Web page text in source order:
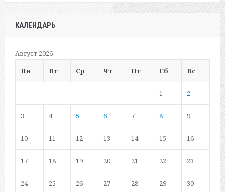
КАЛЕНДАРЬ
Август 2026
Пн
Вт Ср Чт Пт Сб Вс
1 2
3 4 5 6 7 8 9
10 11 12 13 14 15 16
17 18 19 20 21 22 23
24 25 26 27 28 29 30